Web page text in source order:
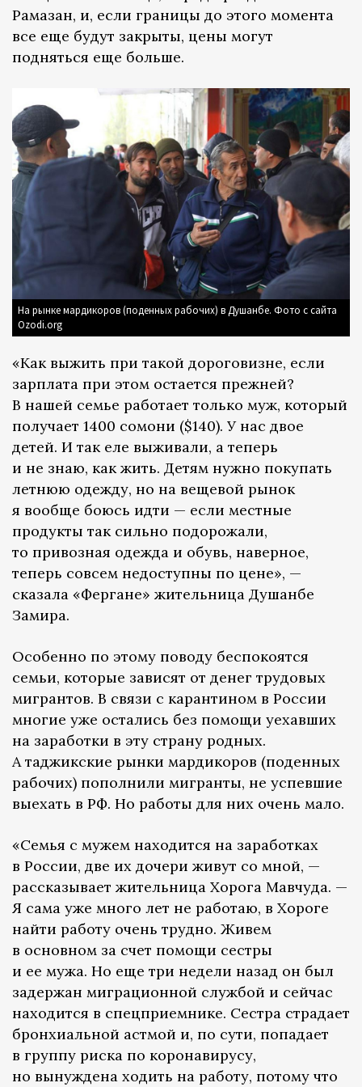
Рамазан, и, если границы до этого момента
все еще будут закрыты, цены могут
подняться еще больше.
На рынке мардикоров (поденных рабочих) в Душанбе. Фото с сайта
Ozodi.org
«Как выжить при такой дороговизне, если
зарплата при этом остается прежней?
В нашей семье работает только муж, который
получает 1400 сомони ($140). У нас двое
детей. И так еле выживали, а теперь
и не знаю, как жить. Детям нужно покупать
летнюю одежду, но на вещевой рынок
я вообще боюсь идти — если местные
продукты так сильно подорожали,
то привозная одежда и обувь, наверное,
теперь совсем недоступны по цене», —
сказала «Фергане» жительница Душанбе
Замира.
Особенно по этому поводу беспокоятся
семьи, которые зависят от денег трудовых
мигрантов. В связи с карантином в России
многие уже остались без помощи уехавших
на заработки в эту страну родных.
А таджикские рынки мардикоров (поденных
рабочих) пополнили мигранты, не успевшие
выехать в РФ. Но работы для них очень мало.
«Семья с мужем находится на заработках
в России, две их дочери живут со мной, —
рассказывает жительница Хорога Мавчуда. —
Я сама уже много лет не работаю, в Хороге
найти работу очень трудно. Живем
в основном за счет помощи сестры
и ее мужа. Но еще три недели назад он был
задержан миграционной службой и сейчас
находится в спецприемнике. Сестра страдает
бронхиальной астмой и, по сути, попадает
в группу риска по коронавирусу,
но вынуждена ходить на работу, потому что